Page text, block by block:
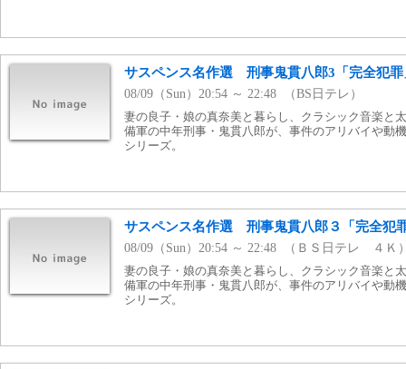
サスペンス名作選 刑事鬼貫八郎3「完全犯
08/09（Sun）20:54 ～ 22:48 （BS日テレ）
妻の良子・娘の真奈美と暮らし、クラシック音楽と
備軍の中年刑事・鬼貫八郎が、事件のアリバイや動
シリーズ。
サスペンス名作選 刑事鬼貫八郎３「完全犯
08/09（Sun）20:54 ～ 22:48 （ＢＳ日テレ ４Ｋ
妻の良子・娘の真奈美と暮らし、クラシック音楽と
備軍の中年刑事・鬼貫八郎が、事件のアリバイや動
シリーズ。